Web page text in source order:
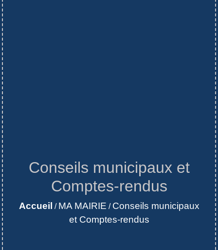
Conseils municipaux et
Comptes-rendus
Accueil / MA MAIRIE / Conseils municipaux
et Comptes-rendus